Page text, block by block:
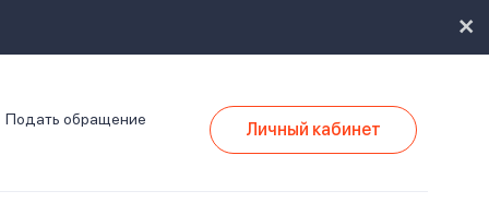
Подать обращение Личный кабинет